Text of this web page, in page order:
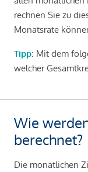
rechnen Sie zu
Monatsrate
Tipp: Mit dem
welcher
Wie
berechnet?
Die monatlichen